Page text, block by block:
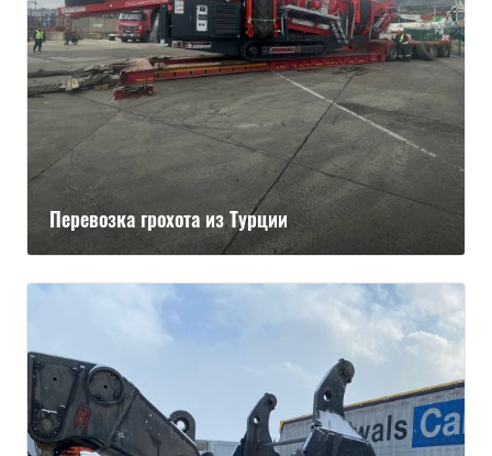
Перевозка грохота из Турции